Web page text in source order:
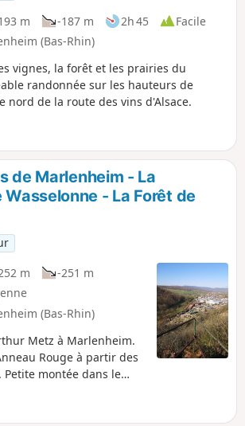
m -187 m 2h 45
Facile
(Bas-Rhin)
vignes, la forêt et les prairies du
randonnée sur les hauteurs de
nord de la route des vins d'Alsace.
de Marlenheim - La
- La Forêt de
m
-251 m
(Bas-Rhin)
Metz à Marlenheim.
Rouge à partir des
Petite montée dans le
de la route nationale